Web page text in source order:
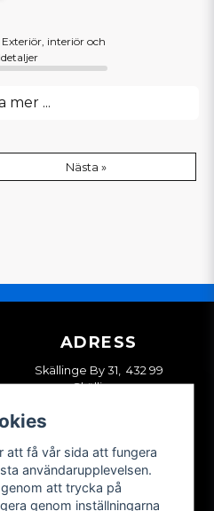
Exteriör, interiör och
mer ...
Nästa »
ADRESS
Skällinge By 31, 432 99
Skällinge
att få vår sida att fungera
användarupplevelsen.
att trycka på
genom inställningarna